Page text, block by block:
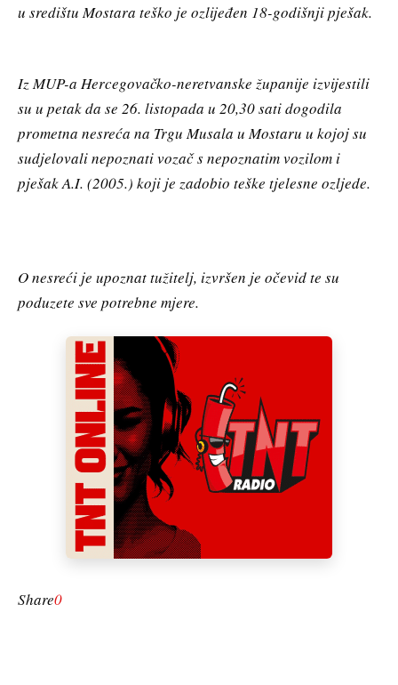
u središtu Mostara teško je ozlijeđen 18-godišnji pješak.
Iz MUP-a Hercegovačko-neretvanske županije izvijestili
su u petak da se 26. listopada u 20,30 sati dogodila
prometna nesreća na Trgu Musala u Mostaru u kojoj su
sudjelovali nepoznati vozač s nepoznatim vozilom i
pješak A.I. (2005.) koji je zadobio teške tjelesne ozljede.
O nesreći je upoznat tužitelj, izvršen je očevid te su
poduzete sve potrebne mjere.
Share0